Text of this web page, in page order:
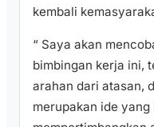
kembali
“ Saya akan
bimbingan kerja ini,
arahan dari atasan,
merupakan ide